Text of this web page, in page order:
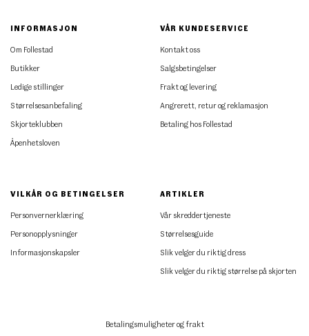
INFORMASJON
Om Follestad
Butikker
Ledige stillinger
Størrelsesanbefaling
Skjorteklubben
Åpenhetsloven
VÅR KUNDESERVICE
Kontakt oss
Salgsbetingelser
Frakt og levering
Angrerett, retur og reklamasjon
Betaling hos Follestad
VILKÅR OG BETINGELSER
Personvernerklæring
Personopplysninger
Informasjonskapsler
ARTIKLER
Vår skreddertjeneste
Størrelsesguide
Slik velger du riktig dress
Slik velger du riktig størrelse på skjorten
Betalingsmuligheter og frakt